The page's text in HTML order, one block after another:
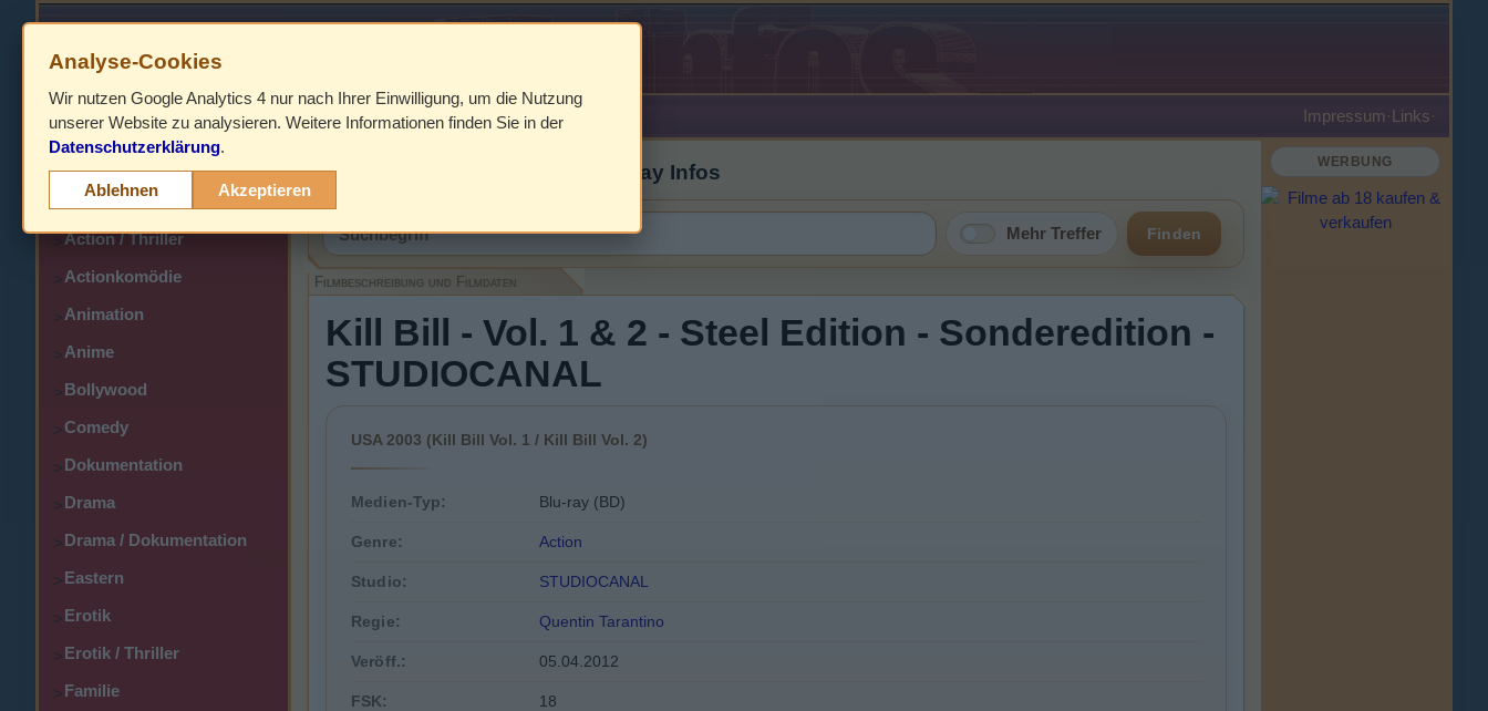
HOME Impressum ·Links·
>
> Action
>Action / Thriller
>Actionkomödie
>Animation
>Anime
>Bollywood
>Comedy
>Dokumentation
>Drama
>Drama / Dokumentation
>Eastern
>Erotik
>Erotik / Thriller
>Familie
Filmbeschreibung, Cover & Blu-ray Infos
Mehr Treffer Finden
Filmbeschreibung und Filmdaten
Kill Bill - Vol. 1 & 2 - Steel Edition - Sonderedition -
STUDIOCANAL
USA 2003 (Kill Bill Vol. 1 / Kill Bill Vol. 2)
Medien-Typ: Blu-ray (BD)
Genre: Action
Studio: STUDIOCANAL
Regie: Quentin Tarantino
Veröff.: 05.04.2012
FSK: 18
WERBUNG
Analyse-Cookies
Wir nutzen Google Analytics 4 nur nach Ihrer Einwilligung, um die Nutzung
unserer Website zu analysieren. Weitere Informationen finden Sie in der
Datenschutzerklärung.
Ablehnen Akzeptieren